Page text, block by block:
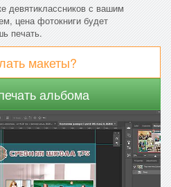
девятиклассников с вашим
цена фотокниги будет
печать.
макеты?
альбома